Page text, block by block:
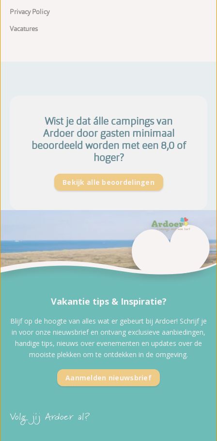
Privacy Policy
Vacatures
Wist je dat álle campings van
Ardoer door gasten minimaal
beoordeeld worden met een 8,0 of
hoger?
Bekijk alle beoordelingen
Volg jij Ardoer al?
Vakantie tips & Inspiratie?
Blijf op de hoogte van alles wat er gebeurt bij Ardoer! Schrijf je
in voor onze nieuwsbrief en ontvang exclusieve aanbiedingen,
handige tips, nieuws over evenementen en updates over de
mooiste plekken om te ontdekken in de omgeving.
Aanmelden nieuwsbrief